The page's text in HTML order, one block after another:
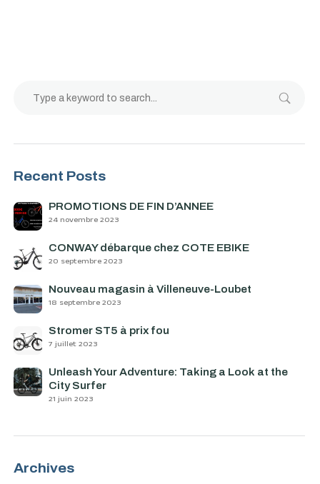
Recent Posts
PROMOTIONS DE FIN D’ANNÉE
24 novembre 2023
CONWAY débarque chez COTE EBIKE
20 septembre 2023
Nouveau magasin à Villeneuve-Loubet
18 septembre 2023
Stromer ST5 à prix fou
7 juillet 2023
Unleash Your Adventure: Taking a Look at the
City Surfer
21 juin 2023
Archives